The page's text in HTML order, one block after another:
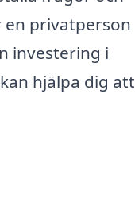
en privatperson
investering i
hjälpa dig att